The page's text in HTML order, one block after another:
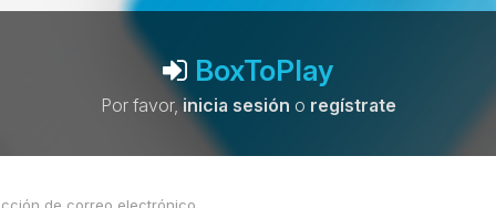
BoxToPlay
Por favor,inicia sesión o regístrate